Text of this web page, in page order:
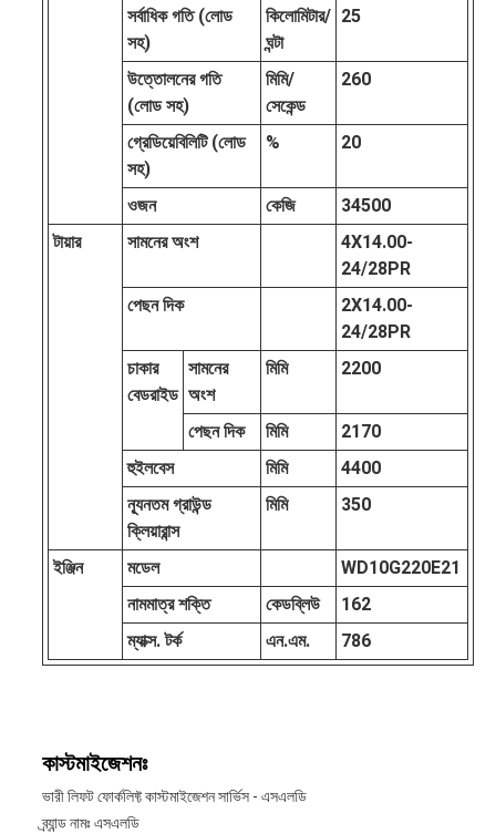
সর্বাধিক গতি (লোড
সহ)
কিলোমিটার/
ঘন্টা
25
উত্তোলনের গতি
(লোড সহ)
মিমি/
সেকেন্ড
260
গ্রেডিয়েবিলিটি (লোড
সহ)
% 20
ওজন কেজি
34500
টায়ার
সামনের অংশ
4X14.00-
24/28PR
পেছন দিক
2X14.00-
24/28PR
চাকার
বেডরাইড
সামনের
অংশ
মিমি 2200
পেছন দিক মিমি
2170
হুইলবেস
মিমি
4400
ন্যূনতম গ্রাউন্ড
ক্লিয়ারান্স
মিমি 350
ইঞ্জিন মডেল
WD10G220E21
নামমাত্র শক্তি
কেডব্লিউ
162
ম্যাক্স. টর্ক
এন.এম. 786
কাস্টমাইজেশনঃ
ভারী লিফট ফোর্কলিফ্ট কাস্টমাইজেশন সার্ভিস - এসএলডি
ব্র্যান্ড নামঃ এসএলডি